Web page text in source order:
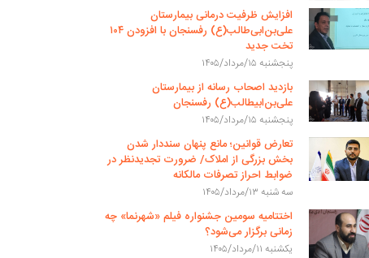
افزایش ظرفیت درمانی بیمارستان
علی‌بن‌ابی‌طالب(ع) رفسنجان با افزودن ۱۰۴
تخت جدید
پنجشنبه ۱۵/مرداد/۱۴۰۵
بازدید اصحاب رسانه از بیمارستان
علی‌بن‌ابیطالب(ع) رفسنجان
پنجشنبه ۱۵/مرداد/۱۴۰۵
تعارض قوانین؛ مانع پنهان سنددار شدن
بخش بزرگی از املاک/ ضرورت تجدیدنظر در
ضوابط احراز تصرفات مالکانه
سه شنبه ۱۳/مرداد/۱۴۰۵
اختتامیه سومین جشنواره فیلم «شهرنما» چه
زمانی برگزار می‌شود؟
یکشنبه ۱۱/مرداد/۱۴۰۵